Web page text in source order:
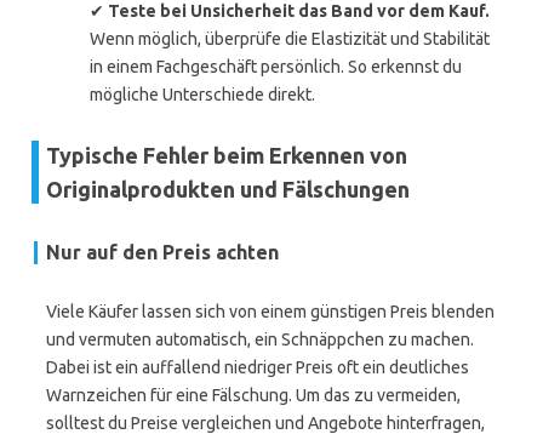
✔ Teste bei Unsicherheit das Band vor dem Kauf.
Wenn möglich, überprüfe die Elastizität und Stabilität
in einem Fachgeschäft persönlich. So erkennst du
mögliche Unterschiede direkt.
Typische Fehler beim Erkennen von
Originalprodukten und Fälschungen
Nur auf den Preis achten
Viele Käufer lassen sich von einem günstigen Preis blenden
und vermuten automatisch, ein Schnäppchen zu machen.
Dabei ist ein auffallend niedriger Preis oft ein deutliches
Warnzeichen für eine Fälschung. Um das zu vermeiden,
solltest du Preise vergleichen und Angebote hinterfragen,